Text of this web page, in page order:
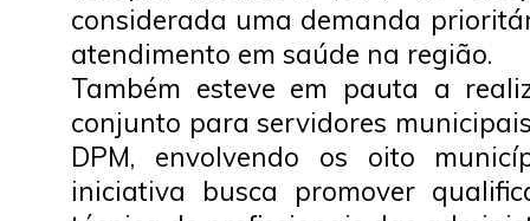
considerada uma demanda
atendimento em saúde na região.
Também esteve em pauta a
conjunto para servidores
DPM, envolvendo os oito
iniciativa busca promover